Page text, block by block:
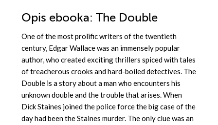
Opis ebooka: The Double
One of the most prolific writers of the twentieth
century, Edgar Wallace was an immensely popular
author, who created exciting thrillers spiced with tales
of treacherous crooks and hard-boiled detectives. The
Double is a story about a man who encounters his
unknown double and the trouble that arises. When
Dick Staines joined the police force the big case of the
day had been the Staines murder. The only clue was an